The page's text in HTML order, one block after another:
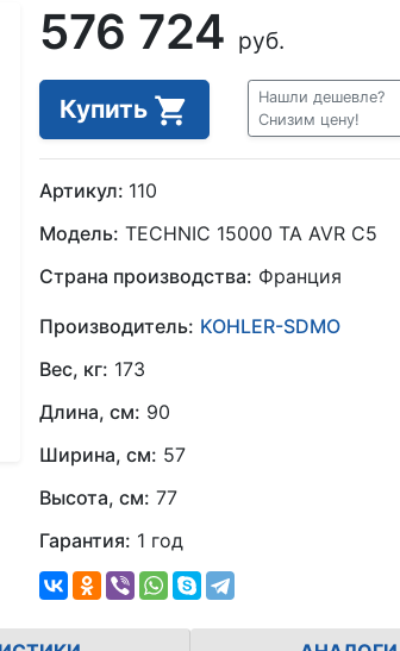
576 724 руб.
Купить
Нашли дешевле?
Снизим цену!
Артикул: 110
Модель: TECHNIC 15000 TA AVR C5
Страна производства: Франция
Производитель: KOHLER-SDMO
Вес, кг: 173
Длина, см: 90
Ширина, см: 57
Высота, см: 77
Гарантия: 1 год